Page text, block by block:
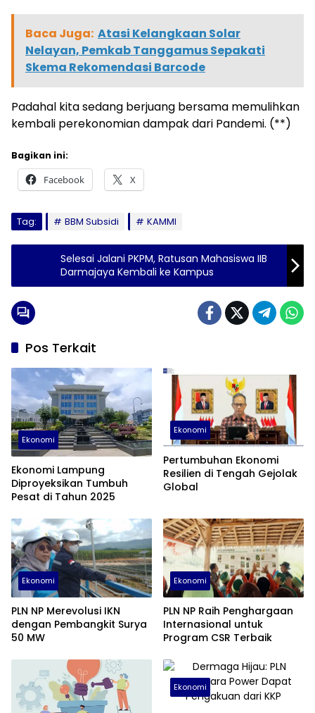
Baca Juga: Atasi Kelangkaan Solar
Nelayan, Pemkab Tanggamus Sepakati
Skema Rekomendasi Barcode
Padahal kita sedang berjuang bersama memulihkan
kembali perekonomian dampak dari Pandemi. (**)
Bagikan ini:
Facebook X
Tag: BBM Subsidi KAMMI
Selesai Jalani PKPM, Ratusan Mahasiswa IIB
Darmajaya Kembali ke Kampus
Pos Terkait
Ekonomi
Ekonomi Lampung
Diproyeksikan Tumbuh
Pesat di Tahun 2025
Ekonomi
Pertumbuhan Ekonomi
Resilien di Tengah Gejolak
Global
Ekonomi
PLN NP Merevolusi IKN
dengan Pembangkit Surya
50 MW
Ekonomi
PLN NP Raih Penghargaan
Internasional untuk
Program CSR Terbaik
Ekonomi